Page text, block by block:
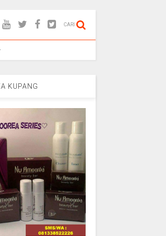
CARI
KUPANG